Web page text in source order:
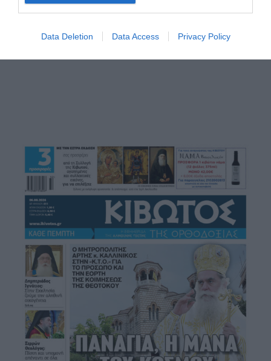
Data Deletion Data Access Privacy Policy
Περί των Αγίων Αγγέλων και των Ουρανίων